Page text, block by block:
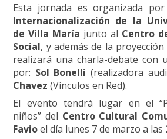
Esta jornada es organizada
Internacionalización de la
de Villa María junto al Centro
Social, y además de la
realizará una charla-debate con
por: Sol Bonelli (realizadora
Chavez (Vínculos en Red).
El evento tendrá lugar en el
niños” del Centro Cultural
Favioel día lunes 7 de marzo a las